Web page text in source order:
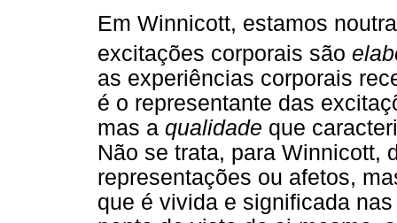
Em Winnicott, estamos
excitações corporais são
as experiências corporais
é o representante das
mas a qualidade que
Não se trata, para Winnicott,
representações ou afetos,
que é vivida e significada